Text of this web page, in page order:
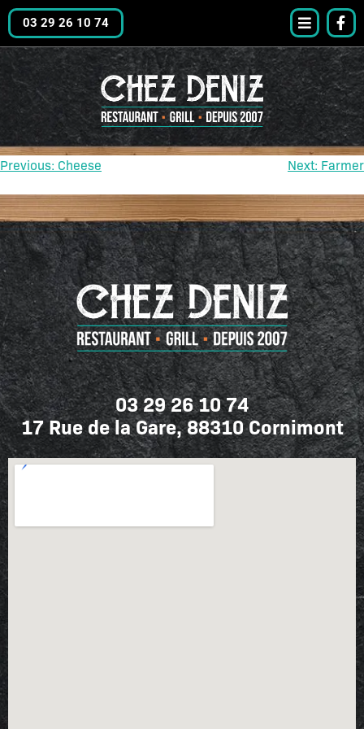
03 29 26 10 74
Previous: Cheese Next: Farmer
03 29 26 10 74
17 Rue de la Gare, 88310 Cornimont